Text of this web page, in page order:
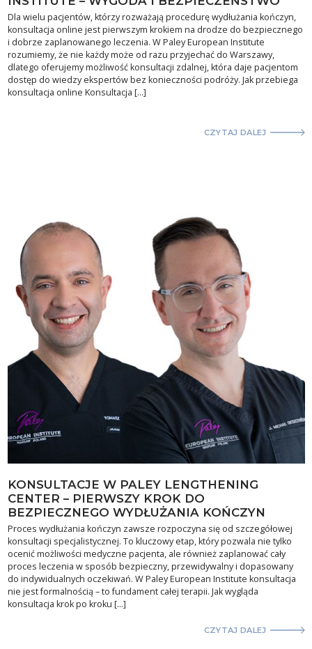
Dla wielu pacjentów, którzy rozważają procedurę wydłużania kończyn,
konsultacja online jest pierwszym krokiem na drodze do bezpiecznego
i dobrze zaplanowanego leczenia. W Paley European Institute
rozumiemy, że nie każdy może od razu przyjechać do Warszawy,
dlatego oferujemy możliwość konsultacji zdalnej, która daje pacjentom
dostęp do wiedzy ekspertów bez konieczności podróży. Jak przebiega
konsultacja online Konsultacja […]
CZYTAJ DALEJ
KONSULTACJE W PALEY LENGTHENING
CENTER – PIERWSZY KROK DO
BEZPIECZNEGO WYDŁUŻANIA KOŃCZYN
Proces wydłużania kończyn zawsze rozpoczyna się od szczegółowej
konsultacji specjalistycznej. To kluczowy etap, który pozwala nie tylko
ocenić możliwości medyczne pacjenta, ale również zaplanować cały
proces leczenia w sposób bezpieczny, przewidywalny i dopasowany
do indywidualnych oczekiwań. W Paley European Institute konsultacja
nie jest formalnością – to fundament całej terapii. Jak wygląda
konsultacja krok po kroku […]
CZYTAJ DALEJ